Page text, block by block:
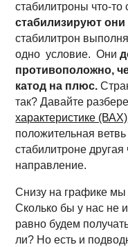
стабилитроны что-то
стабилизируют
стабилитрон
одно условие.Они
противоположно,
катод на плюс.
так? Давайте
характеристике (ВАХ)
положительная
стабилитроне
направление.
Снизу на графике мы
Сколько бы у нас не
равно будем
ли? Но есть и